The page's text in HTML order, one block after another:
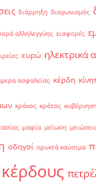
διάρρηξη διαγωνισμός
αλληλεγγύης εισφορές
ευρώ ηλεκτρικά
ασφαλείας κέρδη
κράνος κράτος
μαφία μείωση μειώσεις
οδηγοί ορυκτά καύσιμα